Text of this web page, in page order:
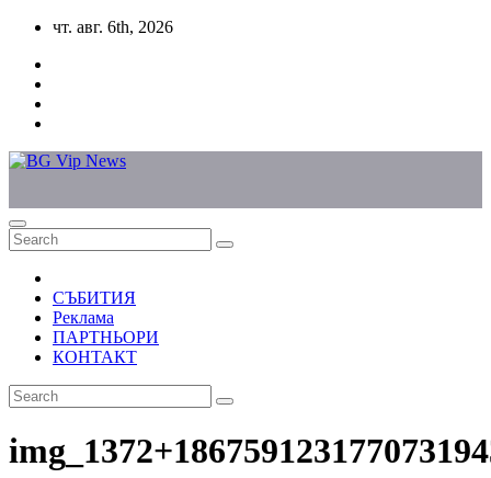
Skip
content
чт. авг. 6th, 2026
СЪБИТИЯ
Реклама
ПАРТНЬОРИ
КОНТАКТ